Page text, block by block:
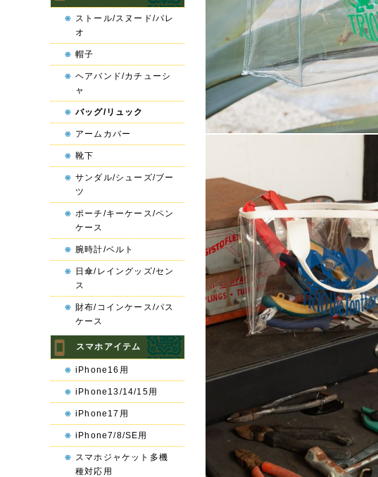
ストール/スヌード/パレ
オ
帽子
ヘアバンド/カチューシ
ャ
バッグ/リュック
アームカバー
靴下
サンダル/シューズ/ブー
ツ
ポーチ/キーケース/ペン
ケース
腕時計/ベルト
日傘/レイングッズ/セン
ス
財布/コインケース/パス
ケース
スマホアイテム
iPhone16用
iPhone13/14/15用
iPhone17用
iPhone7/8/SE用
スマホジャケット多機
種対応用